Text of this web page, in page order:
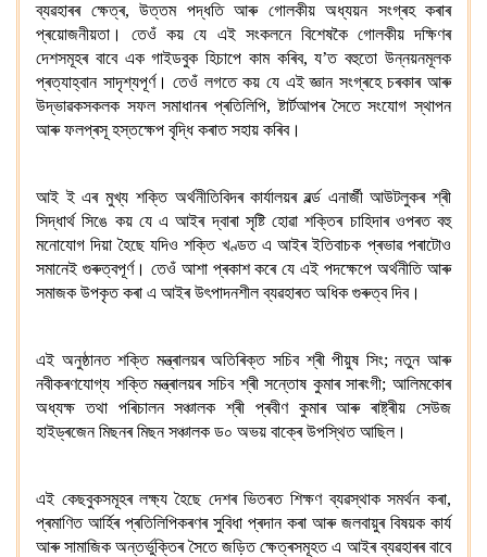
ব্যৱহাৰৰ ক্ষেত্ৰ, উত্তম পদ্ধতি আৰু গোলকীয় অধ্যয়ন সংগ্ৰহ কৰাৰ
প্ৰয়োজনীয়তা। তেওঁ কয় যে এই সংকলনে বিশেষকৈ গোলকীয় দক্ষিণৰ
দেশসমূহৰ বাবে এক গাইডবুক হিচাপে কাম কৰিব, য’ত বহুতো উন্নয়নমূলক
প্ৰত্যাহ্বান সাদৃশ্যপূৰ্ণ। তেওঁ লগতে কয় যে এই জ্ঞান সংগ্ৰহে চৰকাৰ আৰু
উদ্ভাৱকসকলক সফল সমাধানৰ প্ৰতিলিপি, ষ্টাৰ্টআপৰ সৈতে সংযোগ স্থাপন
আৰু ফলপ্ৰসূ হস্তক্ষেপ বৃদ্ধি কৰাত সহায় কৰিব।
আই ই এৰ মুখ্য শক্তি অৰ্থনীতিবিদৰ কাৰ্যালয়ৰ ৱৰ্ল্ড এনাৰ্জী আউটলুকৰ শ্ৰী
সিদ্ধাৰ্থ সিঙে কয় যে এ আইৰ দ্বাৰা সৃষ্টি হোৱা শক্তিৰ চাহিদাৰ ওপৰত বহু
মনোযোগ দিয়া হৈছে যদিও শক্তি খণ্ডত এ আইৰ ইতিবাচক প্ৰভাৱ পৰাটোও
সমানেই গুৰুত্বপূৰ্ণ। তেওঁ আশা প্ৰকাশ কৰে যে এই পদক্ষেপে অৰ্থনীতি আৰু
সমাজক উপকৃত কৰা এ আইৰ উৎপাদনশীল ব্যৱহাৰত অধিক গুৰুত্ব দিব।
এই অনুষ্ঠানত শক্তি মন্ত্ৰালয়ৰ অতিৰিক্ত সচিব শ্ৰী পীয়ুষ সিং; নতুন আৰু
নবীকৰণযোগ্য শক্তি মন্ত্ৰালয়ৰ সচিব শ্ৰী সন্তোষ কুমাৰ সাৰংগী; আলিমকোৰ
অধ্যক্ষ তথা পৰিচালন সঞ্চালক শ্ৰী প্ৰবীণ কুমাৰ আৰু ৰাষ্ট্ৰীয় সেউজ
হাইড্ৰজেন মিছনৰ মিছন সঞ্চালক ড০ অভয় বাক্ৰে উপস্থিত আছিল।
এই কেছবুকসমূহৰ লক্ষ্য হৈছে দেশৰ ভিতৰত শিক্ষণ ব্যৱস্থাক সমৰ্থন কৰা,
প্ৰমাণিত আৰ্হিৰ প্ৰতিলিপিকৰণৰ সুবিধা প্ৰদান কৰা আৰু জলবায়ুৰ বিষয়ক কাৰ্য
আৰু সামাজিক অন্তৰ্ভুক্তিৰ সৈতে জড়িত ক্ষেত্ৰসমূহত এ আইৰ ব্যৱহাৰৰ বাবে